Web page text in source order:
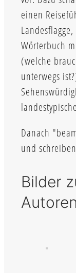
einen
Wörterbuch
(welche
unterwegs
Danach
und
Bilder